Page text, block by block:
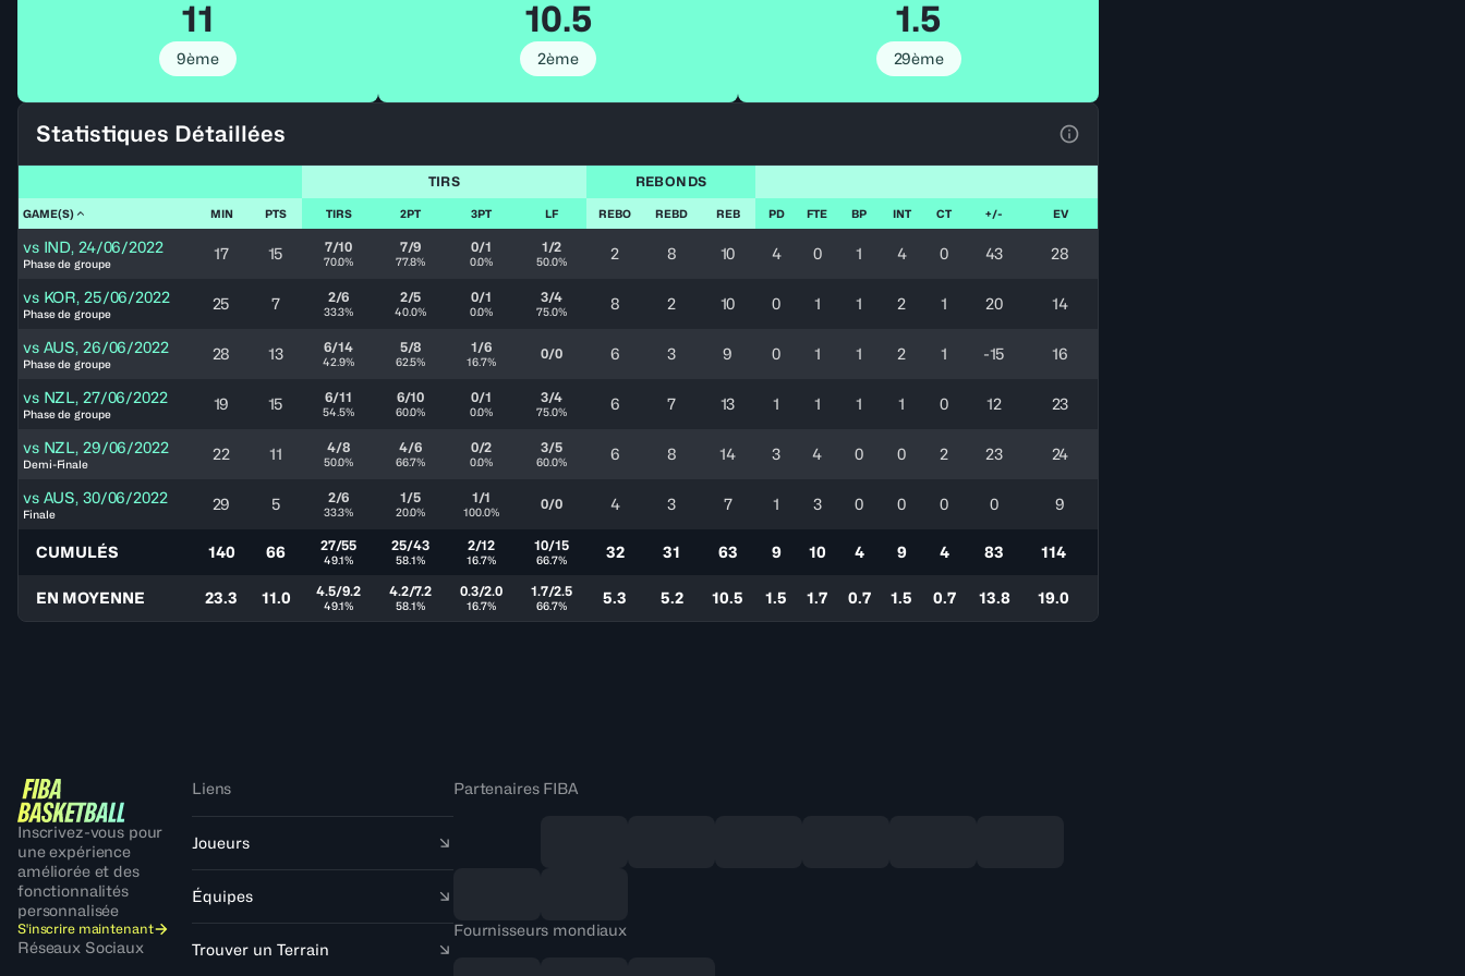
11
9ème
10.5
2ème
1.5
29ème
Statistiques Détaillées
TIRS REBONDS
GAME(S) MIN PTS TIRS 2PT 3PT LF REBO REBD REB PD FTE BP INT CT +/- EV
vs IND, 24/06/2022
Phase de groupe
17 15 7/10
70.0%
7/9
77.8%
0/1
0.0%
1/2
50.0% 2 8 10 4 0 1 4 0 43 28
vs KOR, 25/06/2022
Phase de groupe
25 7 2/6
33.3%
2/5
40.0%
0/1
0.0%
3/4
75.0% 8 2 10 0 1 1 2 1 20 14
vs AUS, 26/06/2022
Phase de groupe
28 13 6/14
42.9%
5/8
62.5%
1/6
16.7% 0/0 6 3 9 0 1 1 2 1 -15 16
vs NZL, 27/06/2022
Phase de groupe
19 15 6/11
54.5%
6/10
60.0%
0/1
0.0%
3/4
75.0% 6 7 13 1 1 1 1 0 12 23
vs NZL, 29/06/2022
Demi-Finale
22 11 4/8
50.0%
4/6
66.7%
0/2
0.0%
3/5
60.0% 6 8 14 3 4 0 0 2 23 24
vs AUS, 30/06/2022
Finale
29 5 2/6
33.3%
1/5
20.0%
1/1
100.0% 0/0 4 3 7 1 3 0 0 0 0 9
CUMULÉS 140 66 27/55
49.1%
25/43
58.1%
2/12
16.7%
10/15
66.7% 32 31 63 9 10 4 9 4 83 114
EN MOYENNE 23.3 11.0 4.5/9.2
49.1%
4.2/7.2
58.1%
0.3/2.0
16.7%
1.7/2.5
66.7% 5.3 5.2 10.5 1.5 1.7 0.7 1.5 0.7 13.8 19.0
Inscrivez-vous pour
une expérience
améliorée et des
fonctionnalités
personnalisée
S'inscrire maintenant
Réseaux Sociaux
Liens
Joueurs
Équipes
Trouver un Terrain
Partenaires FIBA
Fournisseurs mondiaux